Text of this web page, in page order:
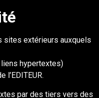
sites extérieurs auxquels
liens hypertextes)
l’EDITEUR.
par des tiers vers des